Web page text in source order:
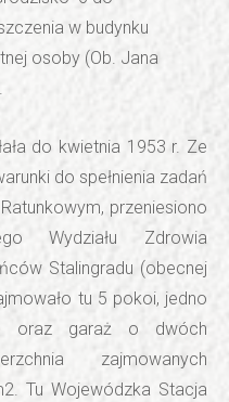
w budynku
osoby (Ob. Jana
do kwietnia 1953 r. Ze
do spełnienia zadań
przeniesiono
Wydziału Zdrowia
Stalingradu (obecnej
tu 5 pokoi, jedno
oraz garaż o dwóch
zajmowanych
Tu Wojewódzka Stacja